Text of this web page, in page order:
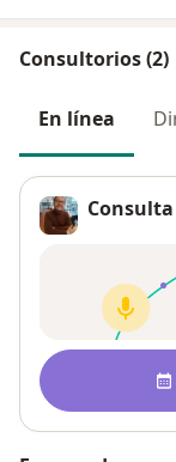
Consultorios (2)
En línea
Disponibilidad